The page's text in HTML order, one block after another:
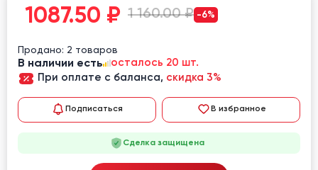
1087.50 ₽ 1 160.00 ₽ -6%
Продано: 2 товаров
В наличии есть
осталось 20 шт.
При оплате с баланса, скидка 3%
Подписаться В избранное
Сделка защищена